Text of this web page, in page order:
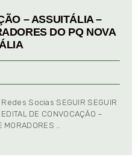
– ASSUITÁLIA –
DO PQ NOVA
Socias SEGUIR SEGUIR
DE CONVOCAÇÃO –
MORADORES …